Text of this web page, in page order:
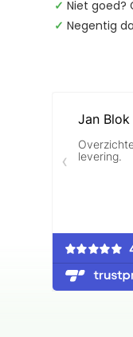
✓ Niet goed?
✓ Negentig